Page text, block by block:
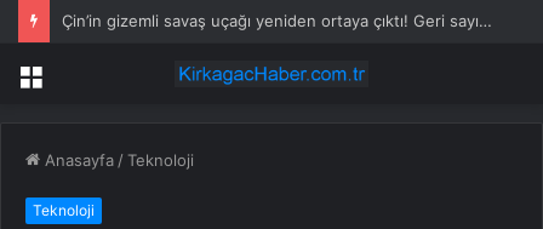
Çin’in gizemli savaş uçağı yeniden ortaya çıktı! Geri sayım başladı
Menü
Anasayfa /Teknoloji
Teknoloji